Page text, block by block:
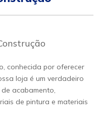
conhecida por oferecer
loja é um verdadeiro
acabamento,
de pintura e materiais